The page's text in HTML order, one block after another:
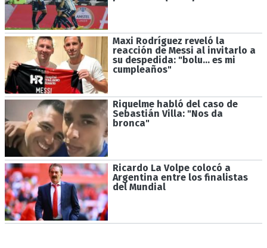
Maxi Rodríguez reveló la
reacción de Messi al invitarlo a
su despedida: "bolu... es mi
cumpleaños"
Riquelme habló del caso de
Sebastián Villa: "Nos da
bronca"
Ricardo La Volpe colocó a
Argentina entre los finalistas
del Mundial